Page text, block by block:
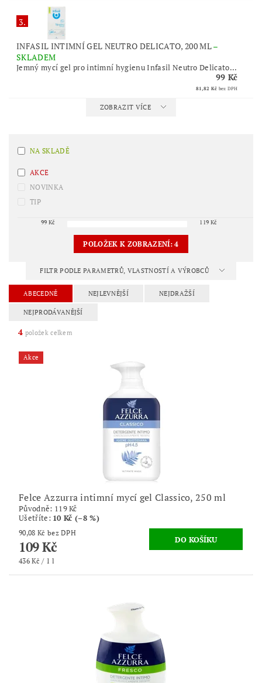
3.
INFASIL INTIMNÍ GEL NEUTRO DELICATO, 200 ML–
SKLADEM
Jemný mycí gel pro intimní hygienu Infasil Neutro Delicato...
99 Kč
81,82 Kč bez DPH
ZOBRAZIT VÍCE
NA SKLADĚ
AKCE
NOVINKA
TIP
99 Kč 119 Kč
POLOŽEK K ZOBRAZENÍ:4
FILTR PODLE PARAMETRŮ, VLASTNOSTÍ A VÝROBCŮ
ABECEDNĚ NEJLEVNĚJŠÍ NEJDRAŽŠÍ
NEJPRODÁVANĚJŠÍ
4 položek celkem
Akce
Felce Azzurra intimní mycí gel Classico, 250 ml
Původně: 119 Kč
Ušetříte: 10 Kč (–8 %)
90,08 Kč bez DPH
109 Kč
436 Kč / 1 l